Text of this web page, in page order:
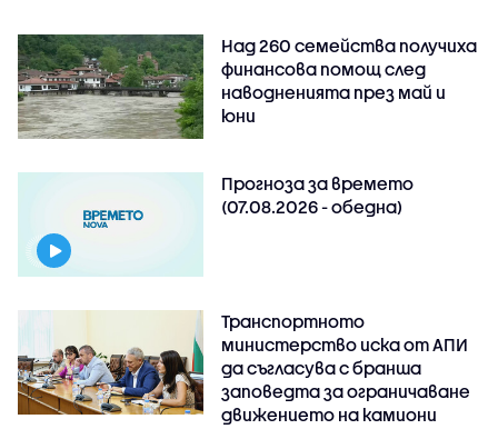
Над 260 семейства получиха
финансова помощ след
наводненията през май и
юни
Прогноза за времето
(07.08.2026 - обедна)
Транспортното
министерство иска от АПИ
да съгласува с бранша
заповедта за ограничаване
движението на камиони